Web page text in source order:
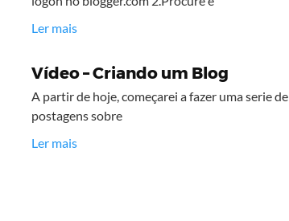
Ler mais
Vídeo – Criando um Blog
A partir de hoje, começarei a fazer uma serie de
postagens sobre
Ler mais